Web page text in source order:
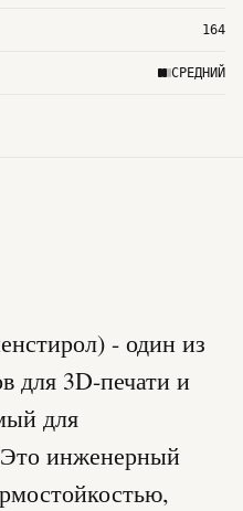
164
СРЕДНИЙ
- один из
для 3D-печати и
для
инженерный